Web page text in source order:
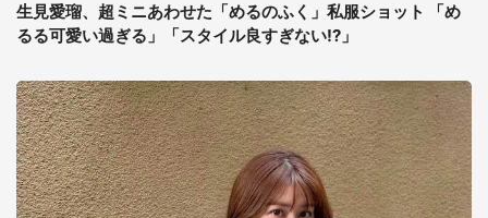
生見愛瑠、超ミニあわせた「めるのふく」私服ショット 「め
るる可愛い過ぎる」「スタイル良すぎない!?」